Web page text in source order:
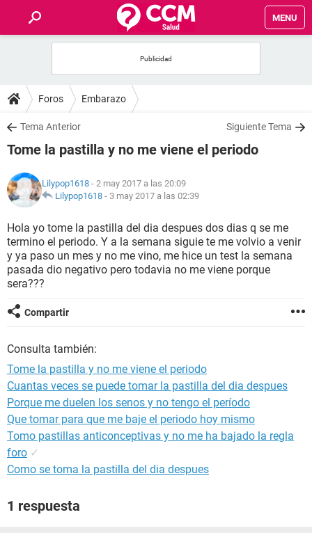
MENU
FOROS
SALUD
NUTRICIÓN
BIENESTAR
SEXUALIDAD
GLOSARIO
Foros Embarazo
Tema Anterior Siguiente Tema
Tome la pastilla y no me viene el periodo
Lilypop1618 - 2 may 2017 a las 20:09
Lilypop1618 - 3 may 2017 a las 02:39
Hola yo tome la pastilla del dia despues dos dias q se me
termino el periodo. Y a la semana siguie te me volvio a venir
y ya paso un mes y no me vino, me hice un test la semana
pasada dio negativo pero todavia no me viene porque
sera???
Compartir
Consulta también:
Tome la pastilla y no me viene el periodo
Cuantas veces se puede tomar la pastilla del dia despues
Porque me duelen los senos y no tengo el período
Que tomar para que me baje el periodo hoy mismo
Tomo pastillas anticonceptivas y no me ha bajado la regla
foro ✓
Como se toma la pastilla del dia despues
1 respuesta